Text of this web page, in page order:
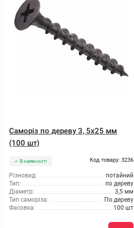
Саморіз по дереву 3, 5x25 мм
(100 шт)
В наявності Код товару: 3236
Різновид:
потайний
Тип:
по дереву
Діаметр:
3,5 мм
Тип саморіза:
По дереву
Фасовка:
100 шт